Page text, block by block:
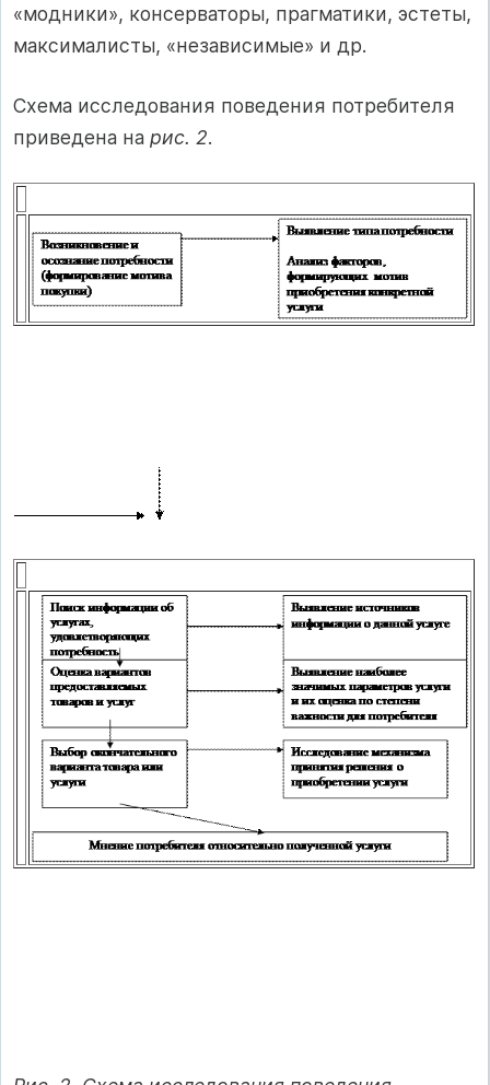
«модники», консерваторы, прагматики, эстеты,
максималисты, «независимые» и др.
Схема исследования поведения потребителя
приведена на рис. 2.